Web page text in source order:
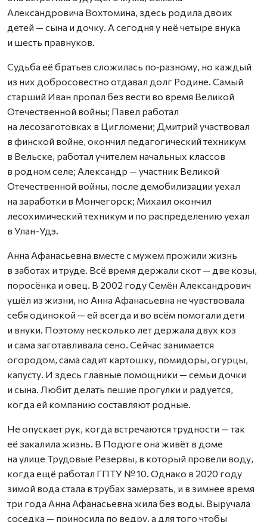
Александровича Вохтомина, здесь родила двоих
детей — сына и дочку. А сегодня у неё четыре внука
и шесть правнуков.
Судьба её братьев сложилась по‑разному, но каждый
из них добросовестно отдавал долг Родине. Самый
старший Иван пропал без вести во время Великой
Отечественной войны; Павел работал
на лесозаготовках в Цигломени; Дмитрий участвовал
в финской войне, окончил педагогический техникум
в Вельске, работал учителем начальных классов
в родном селе; Александр — участник Великой
Отечественной войны, после демобилизации уехал
на заработки в Мончегорск; Михаил окончил
лесохимический техникум и по распределению уехал
в Улан-Удэ.
Анна Афанасьевна вместе с мужем прожили жизнь
в заботах и труде. Всё время держали скот — две козы,
поросёнка и овец. В 2002 году Семён Александрович
ушёл из жизни, но Анна Афанасьевна не чувствовала
себя одинокой — ей всегда и во всём помогали дети
и внуки. Поэтому несколько лет держала двух коз
и сама заготавливала сено. Сейчас занимается
огородом, сама садит картошку, помидоры, огурцы,
капусту. И здесь главные помощники — семьи дочки
и сына. Любит делать пешие прогулки и радуется,
когда ей компанию составляют родные.
Не опускает рук, когда встречаются трудности — так
её закалила жизнь. В Подюге она живёт в доме
на улице Трудовые Резервы, в который провели воду,
когда ещё работал ГПТУ № 10. Однако в 2020 году
зимой вода стала в трубах замерзать, и в зимнее время
три года Анна Афанасьевна жила без воды. Выручала
соседка — приносила по ведру, а для того чтобы